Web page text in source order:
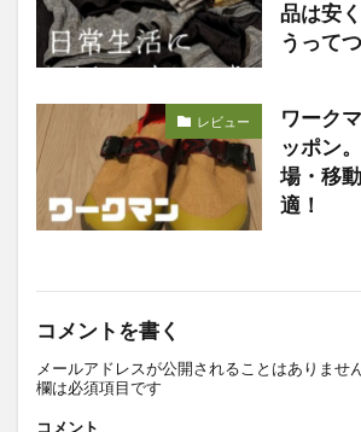
品は安
うって
レビュー
ワーク
ッポン
場・移
適！
コメントを書く
メールアドレスが公開されることはありません
欄は必須項目です
コメント